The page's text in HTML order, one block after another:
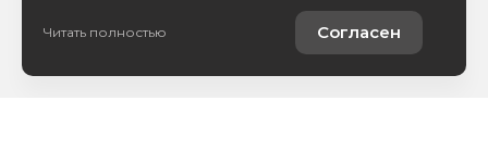
Читать полностью Согласен